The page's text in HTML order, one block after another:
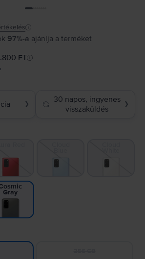
97%-a ajánlja a terméket
FT
❯
30 napos, ingyenes
visszaküldés
❯
Gray